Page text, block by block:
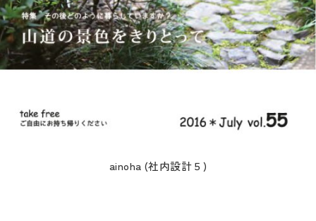
ainoha (社内設計５)